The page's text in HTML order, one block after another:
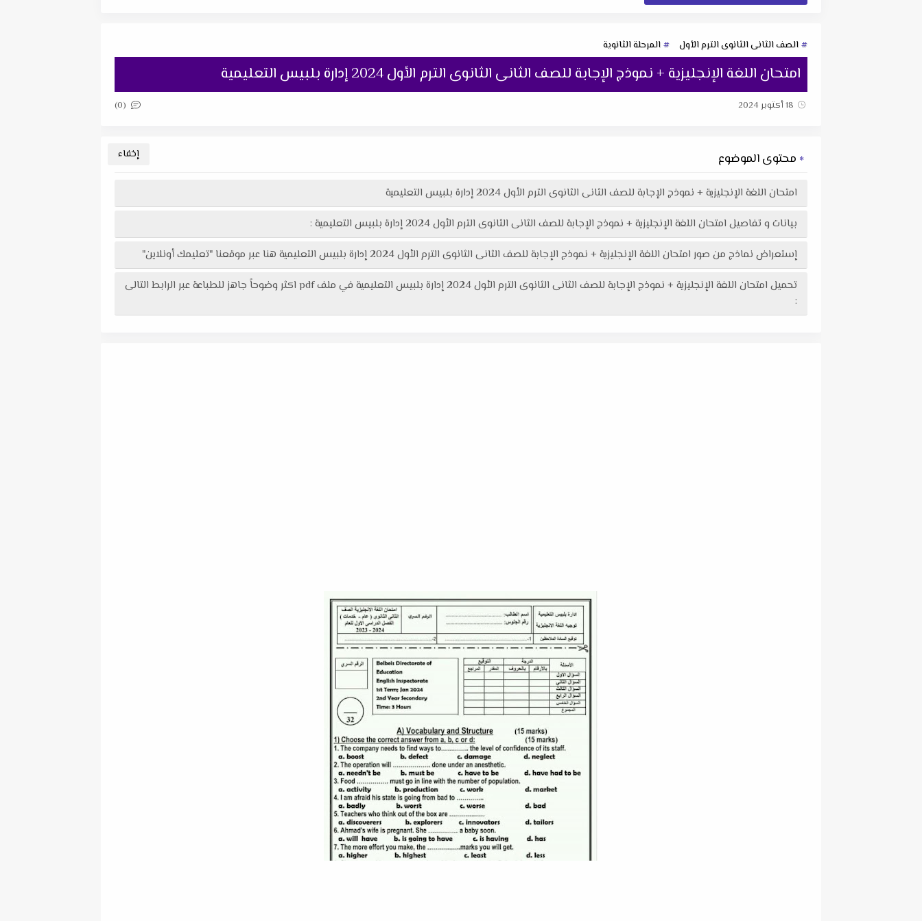
الصف الثانى الثانوى الترم الأول المرحلة الثانوية
امتحان اللغة الإنجليزية + نموذج الإجابة للصف الثانى الثانوى الترم الأول 2024 إدارة بلبيس التعليمية
18 أكتوبر 2024 (0)
محتوى الموضوع
امتحان اللغة الإنجليزية + نموذج الإجابة للصف الثانى الثانوى الترم الأول 2024 إدارة بلبيس التعليمية
بيانات و تفاصيل امتحان اللغة الإنجليزية + نموذج الإجابة للصف الثانى الثانوى الترم الأول 2024 إدارة بلبيس التعليمية :
إستعراض نماذج من صور امتحان اللغة الإنجليزية + نموذج الإجابة للصف الثانى الثانوى الترم الأول 2024 إدارة بلبيس التعليمية هنا عبر موقعنا "تعليمك أونلاين"
تحميل امتحان اللغة الإنجليزية + نموذج الإجابة للصف الثانى الثانوى الترم الأول 2024 إدارة بلبيس التعليمية في ملف pdf اكثر وضوحاً جاهز للطباعة عبر الرابط التالى
: